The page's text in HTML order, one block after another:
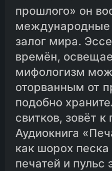
прошлого» он
международные
залог мира.
времён,
мифологизм
оторванным от
подобно
свитков, зовёт
Аудиокнига
как шорох
печатей и пульс